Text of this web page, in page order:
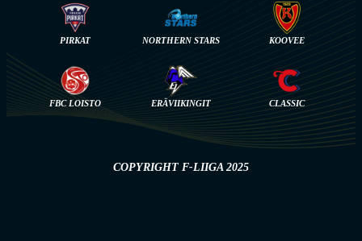
PIRKAT NORTHERN STARS KOOVEE
FBC LOISTO ERÄVIIKINGIT CLASSIC
COPYRIGHT F-LIIGA 2025